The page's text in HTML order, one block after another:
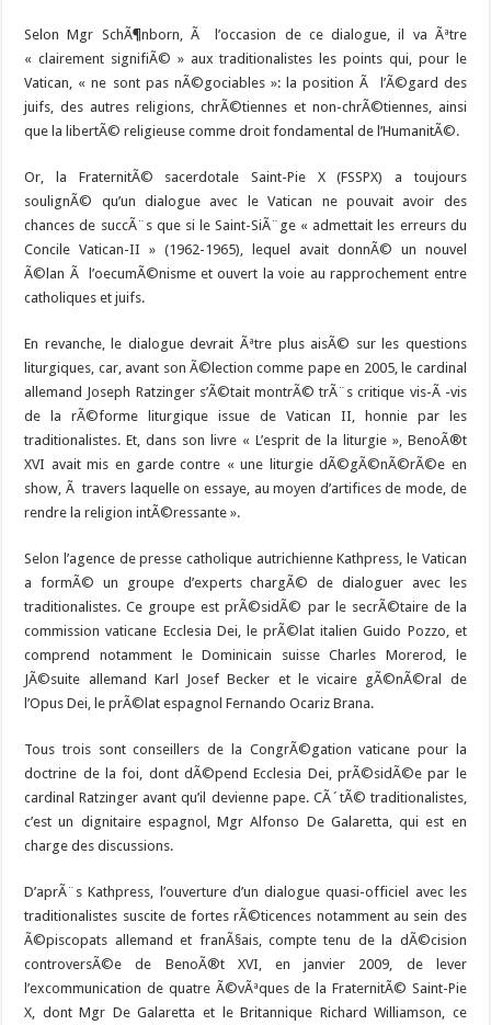
Selon Mgr SchÃ¶nborn, Ã l’occasion de ce dialogue, il va Ãªtre
« clairement signifiÃ© » aux traditionalistes les points qui, pour le
Vatican, « ne sont pas nÃ©gociables »: la position Ã l’Ã©gard des
juifs, des autres religions, chrÃ©tiennes et non-chrÃ©tiennes, ainsi
que la libertÃ© religieuse comme droit fondamental de l’HumanitÃ©.
Or, la FraternitÃ© sacerdotale Saint-Pie X (FSSPX) a toujours
soulignÃ© qu’un dialogue avec le Vatican ne pouvait avoir des
chances de succÃ¨s que si le Saint-SiÃ¨ge « admettait les erreurs du
Concile Vatican-II » (1962-1965), lequel avait donnÃ© un nouvel
Ã©lan Ã l’oecumÃ©nisme et ouvert la voie au rapprochement entre
catholiques et juifs.
En revanche, le dialogue devrait Ãªtre plus aisÃ© sur les questions
liturgiques, car, avant son Ã©lection comme pape en 2005, le cardinal
allemand Joseph Ratzinger s’Ã©tait montrÃ© trÃ¨s critique vis-Ã -vis
de la rÃ©forme liturgique issue de Vatican II, honnie par les
traditionalistes. Et, dans son livre « L’esprit de la liturgie », BenoÃ®t
XVI avait mis en garde contre « une liturgie dÃ©gÃ©nÃ©rÃ©e en
show, Ã travers laquelle on essaye, au moyen d’artifices de mode, de
rendre la religion intÃ©ressante ».
Selon l’agence de presse catholique autrichienne Kathpress, le Vatican
a formÃ© un groupe d’experts chargÃ© de dialoguer avec les
traditionalistes. Ce groupe est prÃ©sidÃ© par le secrÃ©taire de la
commission vaticane Ecclesia Dei, le prÃ©lat italien Guido Pozzo, et
comprend notamment le Dominicain suisse Charles Morerod, le
JÃ©suite allemand Karl Josef Becker et le vicaire gÃ©nÃ©ral de
l’Opus Dei, le prÃ©lat espagnol Fernando Ocariz Brana.
Tous trois sont conseillers de la CongrÃ©gation vaticane pour la
doctrine de la foi, dont dÃ©pend Ecclesia Dei, prÃ©sidÃ©e par le
cardinal Ratzinger avant qu’il devienne pape. CÃ´tÃ© traditionalistes,
c’est un dignitaire espagnol, Mgr Alfonso De Galaretta, qui est en
charge des discussions.
D’aprÃ¨s Kathpress, l’ouverture d’un dialogue quasi-officiel avec les
traditionalistes suscite de fortes rÃ©ticences notamment au sein des
Ã©piscopats allemand et franÃ§ais, compte tenu de la dÃ©cision
controversÃ©e de BenoÃ®t XVI, en janvier 2009, de lever
l’excommunication de quatre Ã©vÃªques de la FraternitÃ© Saint-Pie
X, dont Mgr De Galaretta et le Britannique Richard Williamson, ce